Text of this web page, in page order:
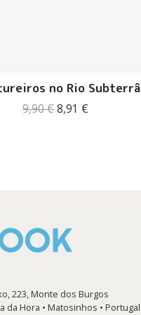
no Rio
9,90€O
8,91 €
223, Monte dos Burgos
da Hora • Matosinhos • Portugal